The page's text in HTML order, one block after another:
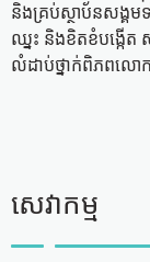
និងគ្រប់ស្ថាប័នសង្គម
ឈ្នះ និងខិតខំបងើ្កត
លំដាប់ថ្នាក់ពិភពលោ
សេវាកម្ម